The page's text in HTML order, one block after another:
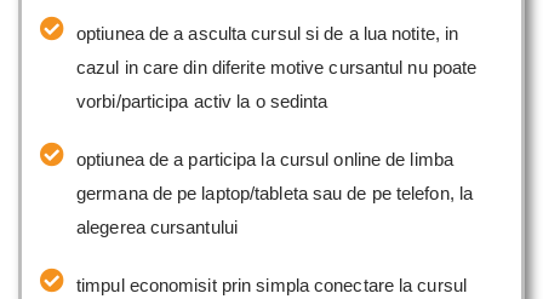
optiunea de a asculta cursul si de a lua notite, in
cazul in care din diferite motive cursantul nu poate
vorbi/participa activ la o sedinta
optiunea de a participa la cursul online de limba
germana de pe laptop/tableta sau de pe telefon, la
alegerea cursantului
timpul economisit prin simpla conectare la cursul